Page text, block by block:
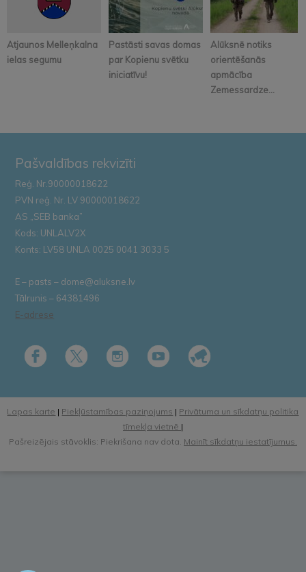
Atjaunos Melleņkalna
ielas segumu
Pastāsti savas domas
par Kopienu svētku
iniciatīvu!
Alūksnē notiks
orientēšanās
apmācība
Zemessardze...
Pašvaldības rekvizīti
Reģ. Nr.90000018622
PVN reģ. Nr. LV 90000018622
AS „SEB banka”
Kods: UNLALV2X
Konts: LV58 UNLA 0025 0041 3033 5
E – pasts – dome@aluksne.lv
Tālrunis – 64381496
E-adrese
Lapas karte | Piekļūstamības paziņojums | Privātuma un sīkdatņu politika
tīmekļa vietnē |
Pašreizējais stāvoklis: Piekrišana nav dota. Mainīt sīkdatņu iestatījumus.